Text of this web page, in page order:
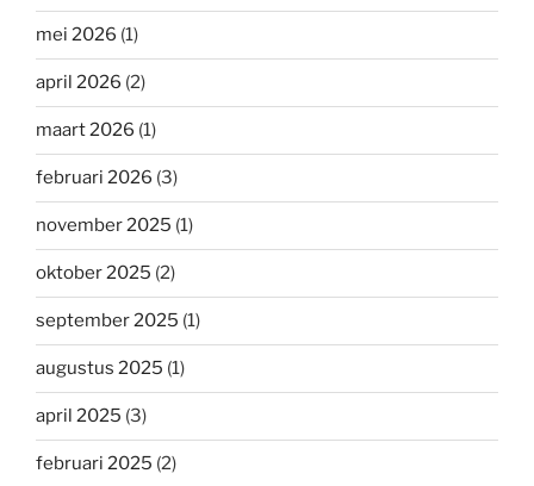
mei 2026 (1)
april 2026 (2)
maart 2026 (1)
februari 2026 (3)
november 2025 (1)
oktober 2025 (2)
september 2025 (1)
augustus 2025 (1)
april 2025 (3)
februari 2025 (2)